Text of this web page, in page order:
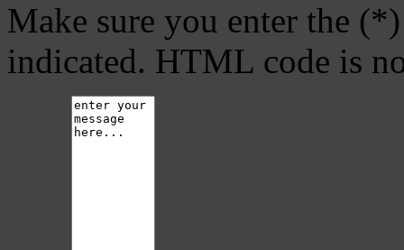
Make sure you enter the
indicated. HTML code is